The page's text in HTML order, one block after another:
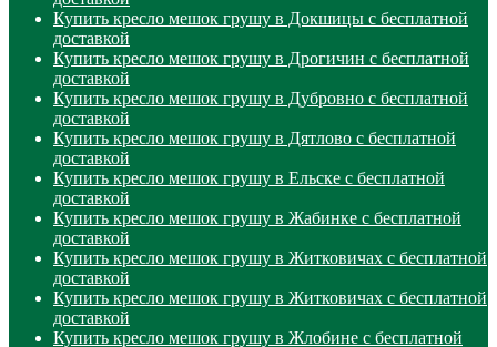
Купить кресло мешок грушу в Докшицы с бесплатной
доставкой
Купить кресло мешок грушу в Дрогичин с бесплатной
доставкой
Купить кресло мешок грушу в Дубровно с бесплатной
доставкой
Купить кресло мешок грушу в Дятлово с бесплатной
доставкой
Купить кресло мешок грушу в Ельске с бесплатной
доставкой
Купить кресло мешок грушу в Жабинке с бесплатной
доставкой
Купить кресло мешок грушу в Житковичах с бесплатной
доставкой
Купить кресло мешок грушу в Житковичах с бесплатной
доставкой
Купить кресло мешок грушу в Жлобине с бесплатной